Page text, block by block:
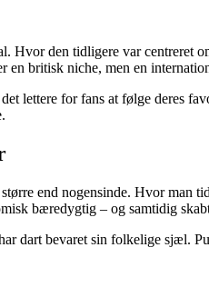
Hvor den tidligere var
en britisk niche, men en
lettere for fans at følge deres
end nogensinde. Hvor
bæredygtig – og samtidig
dart bevaret sin folkelige sjæl.